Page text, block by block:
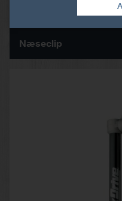
Næseclip